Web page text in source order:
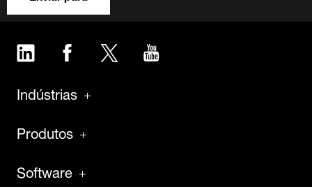
LinkedIn Facebook Twitter
Indústrias
Produtos
Software